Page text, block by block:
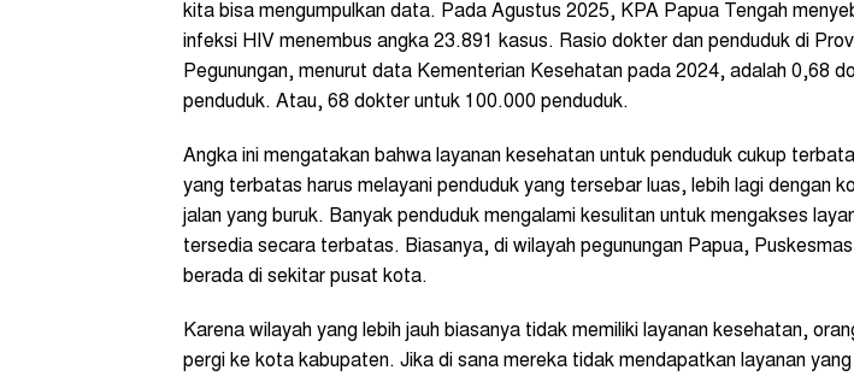
kita bisa mengumpulkan data. Pada Agustus 2025, KPA Papua Tengah
infeksi HIV menembus angka 23.891 kasus. Rasio dokter dan penduduk di
Pegunungan, menurut data Kementerian Kesehatan pada 2024, adalah 0,68
penduduk. Atau, 68 dokter untuk 100.000 penduduk.
Angka ini mengatakan bahwa layanan kesehatan untuk penduduk cukup
yang terbatas harus melayani penduduk yang tersebar luas, lebih lagi dengan
jalan yang buruk. Banyak penduduk mengalami kesulitan untuk mengakses
tersedia secara terbatas. Biasanya, di wilayah pegunungan Papua,
berada di sekitar pusat kota.
Karena wilayah yang lebih jauh biasanya tidak memiliki layanan kesehatan,
pergi ke kota kabupaten. Jika di sana mereka tidak mendapatkan layanan